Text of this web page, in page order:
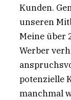
Kunden.
unseren
Meine über
Werber
potenzielle
manchmal